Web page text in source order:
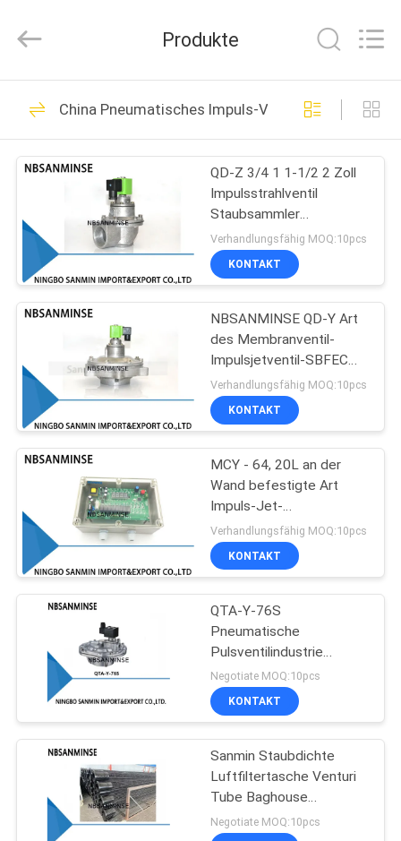
HAUS
PRODUKTE
UNS
FABRIK-
AUSFLUG
QUALITÄTSKONTROLLE
TRETEN
SIE
MIT
UNS
IN
VERBINDUNG
NACHRICHTEN
FORDERN
SIE EIN
ZITAT
SITEMAP
Export
Co.,Ltd..
Reserved.
Pneumatische
Magnetventile
574
Pneumatisches
Impuls-Ventil
62
Pneumatisches
Winkel-Seat-Ventil
Pneumatischer Luft-
Vibrator
Produkte
China Pneumatisches Impuls-Ventil
QD-Z 3/4 1 1-1/2 2 Zoll
Impulsstrahlventil
Staubsammler
SBFEC-Typ
Verhandlungsfähig MOQ:10pcs
KONTAKT
NBSANMINSE QD-Y Art
des Membranventil-
Impulsjetventil-SBFEC
für
Taschenstaubkollektorsystem
G1-1/2 G2 G2-1/2 G3 G4
Verhandlungsfähig MOQ:10pcs
KONTAKT
MCY - 64, 20L an der
Wand befestigte Art
Impuls-Jet-
Ventilsteuergerät PWB-
Prüfer-starkes
Maßnahmes- gegen
Verhandlungsfähig MOQ:10pcs
KONTAKT
QTA-Y-76S
Pneumatische
Pulsventilindustrie
Staubdichte Stahlfabrik
Asco Typ Große Größe
Negotiate MOQ:10pcs
KONTAKT
Sanmin Staubdichte
Luftfiltertasche Venturi
Tube Baghouse
Taschenrahmen
Negotiate MOQ:10pcs